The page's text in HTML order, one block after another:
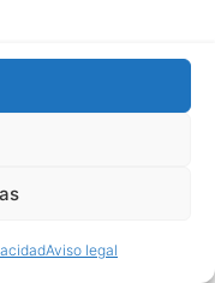
Aviso legal